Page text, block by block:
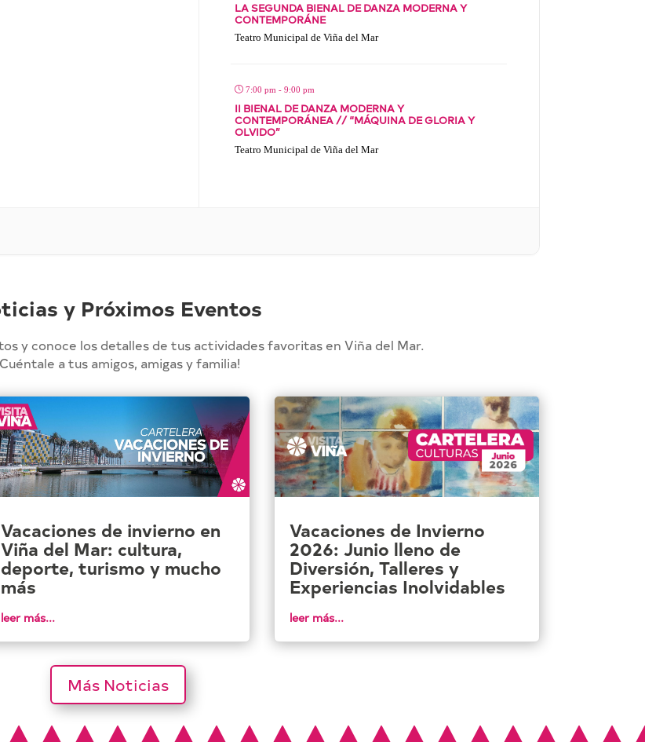
LA SEGUNDA BIENAL DE DANZA MODERNA Y
CONTEMPORÁNE
Teatro Municipal de Viña del Mar
7:00 pm - 9:00 pm
II BIENAL DE DANZA MODERNA Y
CONTEMPORÁNEA // “MÁQUINA DE GLORIA Y
OLVIDO”
Teatro Municipal de Viña del Mar
y Próximos Eventos
y conoce los detalles de tus actividades favoritas en Viña del Mar.
a tus amigos, amigas y familia!
Vacaciones de invierno en
Viña del Mar: cultura,
deporte, turismo y mucho
más
leer más...
Vacaciones de Invierno
2026: Junio lleno de
Diversión, Talleres y
Experiencias Inolvidables
leer más...
Más Noticias